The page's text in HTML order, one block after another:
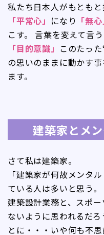
私たち日本人がもとも
「平常心」 になり 「無心
こす。 言葉を変えて言
「目的意識」 このたっ
の思いのままに動かす
ます。
建築家とメ
さて私は建築家。
「建築家が何故メンタ
ている人は多いと思う。
建築設計業務と、スポ
ないように思われるだ
とに・・・いや何も不